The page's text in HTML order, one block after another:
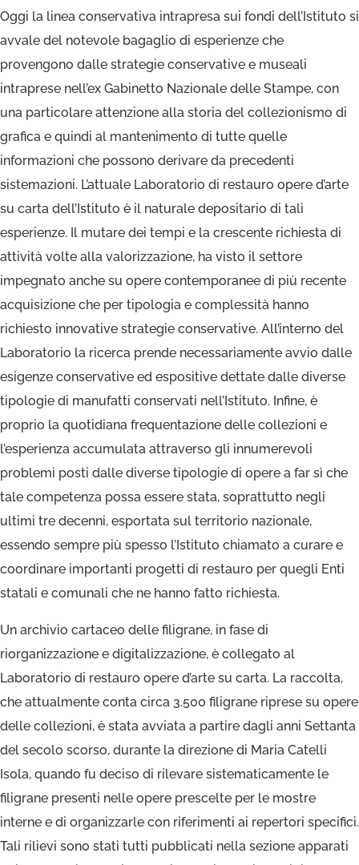
Oggi la linea conservativa intrapresa sui fondi dell’Istituto si
avvale del notevole bagaglio di esperienze che
provengono dalle strategie conservative e museali
intraprese nell’ex Gabinetto Nazionale delle Stampe, con
una particolare attenzione alla storia del collezionismo di
grafica e quindi al mantenimento di tutte quelle
informazioni che possono derivare da precedenti
sistemazioni. L’attuale Laboratorio di restauro opere d’arte
su carta dell’Istituto è il naturale depositario di tali
esperienze. Il mutare dei tempi e la crescente richiesta di
attività volte alla valorizzazione, ha visto il settore
impegnato anche su opere contemporanee di più recente
acquisizione che per tipologia e complessità hanno
richiesto innovative strategie conservative. All’interno del
Laboratorio la ricerca prende necessariamente avvio dalle
esigenze conservative ed espositive dettate dalle diverse
tipologie di manufatti conservati nell’Istituto. Infine, è
proprio la quotidiana frequentazione delle collezioni e
l’esperienza accumulata attraverso gli innumerevoli
problemi posti dalle diverse tipologie di opere a far sì che
tale competenza possa essere stata, soprattutto negli
ultimi tre decenni, esportata sul territorio nazionale,
essendo sempre più spesso l’Istituto chiamato a curare e
coordinare importanti progetti di restauro per quegli Enti
statali e comunali che ne hanno fatto richiesta.
Un archivio cartaceo delle filigrane, in fase di
riorganizzazione e digitalizzazione, è collegato al
Laboratorio di restauro opere d’arte su carta. La raccolta,
che attualmente conta circa 3.500 filigrane riprese su opere
delle collezioni, è stata avviata a partire dagli anni Settanta
del secolo scorso, durante la direzione di Maria Catelli
Isola, quando fu deciso di rilevare sistematicamente le
filigrane presenti nelle opere prescelte per le mostre
interne e di organizzarle con riferimenti ai repertori specifici.
Tali rilievi sono stati tutti pubblicati nella sezione apparati